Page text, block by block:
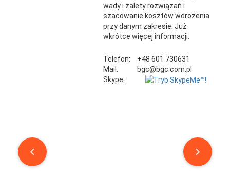
wady i zalety rozwiązań i
szacowanie kosztów wdrożenia
przy danym zakresie. Już
wkrótce więcej informacji.
Telefon:
+48 601 730631
Mail:
bgc@bgc.com.pl
Skype:
Post